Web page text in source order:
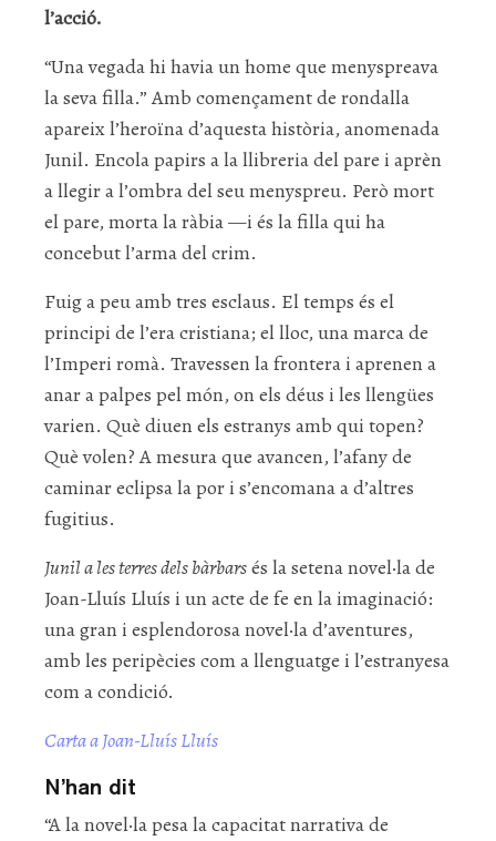
l’acció.
“Una vegada hi havia un home que menyspreava
la seva filla.” Amb començament de rondalla
apareix l’heroïna d’aquesta història, anomenada
Junil. Encola papirs a la llibreria del pare i aprèn
a llegir a l’ombra del seu menyspreu. Però mort
el pare, morta la ràbia —i és la filla qui ha
concebut l’arma del crim.
Fuig a peu amb tres esclaus. El temps és el
principi de l’era cristiana; el lloc, una marca de
l’Imperi romà. Travessen la frontera i aprenen a
anar a palpes pel món, on els déus i les llengües
varien. Què diuen els estranys amb qui topen?
Què volen? A mesura que avancen, l’afany de
caminar eclipsa la por i s’encomana a d’altres
fugitius.
Junil a les terres dels bàrbarsés la setena novel·la de
Joan-Lluís Lluís i un acte de fe en la imaginació:
una gran i esplendorosa novel·la d’aventures,
amb les peripècies com a llenguatge i l’estranyesa
com a condició.
Carta a Joan-Lluís Lluís
N’han dit
“A la novel·la pesa la capacitat narrativa de